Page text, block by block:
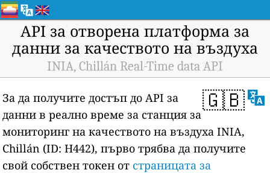
API за отворена платформа за
данни за качеството на въздуха
INIA, Chillán Real-Time data API
🇬🇧
За да получите достъп до API за
данни в реално време за станция за
мониторинг на качеството на въздуха INIA,
Chillán (ID: H442), първо трябва да получите
свой собствен токен от страницата за